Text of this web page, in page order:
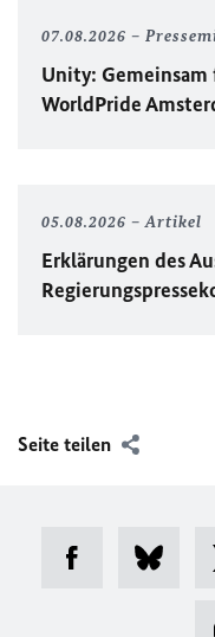
07.08.2026
Unity:
WorldPride
05.08.2026 Artikel
Erklärungen des
Seite teilen